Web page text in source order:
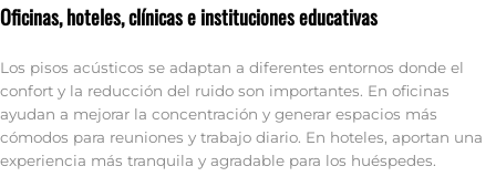
Oficinas, hoteles, clínicas e instituciones educativas
Los pisos acústicos se adaptan a diferentes entornos donde el
confort y la reducción del ruido son importantes. En oficinas
ayudan a mejorar la concentración y generar espacios más
cómodos para reuniones y trabajo diario. En hoteles, aportan una
experiencia más tranquila y agradable para los huéspedes.